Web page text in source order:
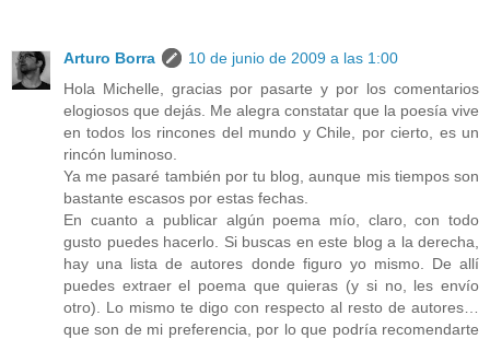
Arturo Borra
10 de junio de 2009 a las 1:00
Hola Michelle, gracias por pasarte y por los comentarios
elogiosos que dejás. Me alegra constatar que la poesía vive
en todos los rincones del mundo y Chile, por cierto, es un
rincón luminoso.
Ya me pasaré también por tu blog, aunque mis tiempos son
bastante escasos por estas fechas.
En cuanto a publicar algún poema mío, claro, con todo
gusto puedes hacerlo. Si buscas en este blog a la derecha,
hay una lista de autores donde figuro yo mismo. De allí
puedes extraer el poema que quieras (y si no, les envío
otro). Lo mismo te digo con respecto al resto de autores…
que son de mi preferencia, por lo que podría recomendarte